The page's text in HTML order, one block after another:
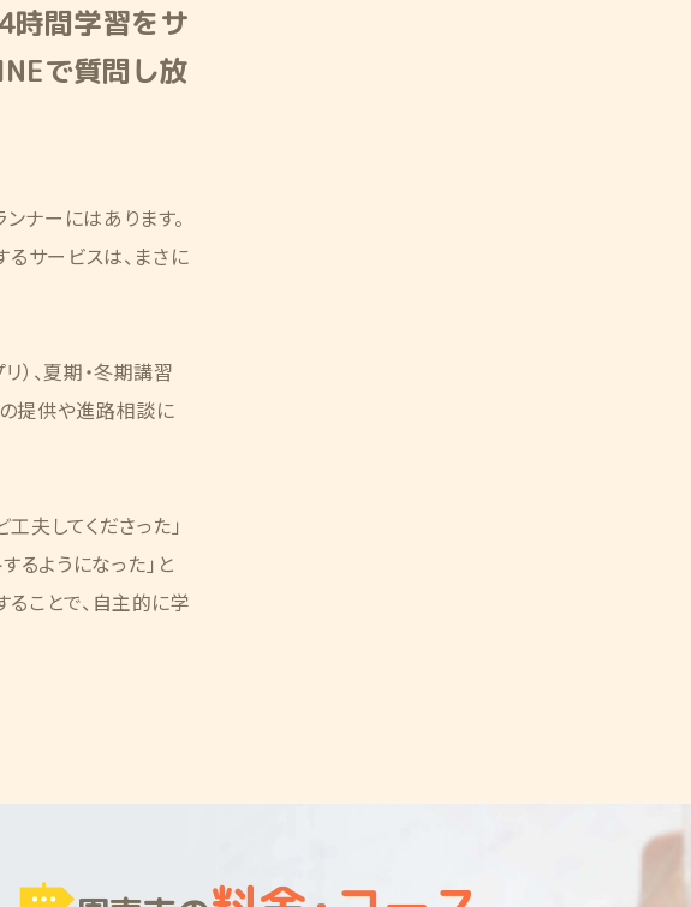
時間学習をサ
で質問し放
ナーにはあります。
サービスは、まさに
）、夏期・冬期講習
提供や進路相談に
夫してくださった」
るようになった」と
ことで、自主的に学